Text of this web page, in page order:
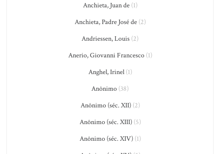
Anchieta, Juan de(1)
Anchieta, Padre José de(2)
Andriessen, Louis (2)
Anerio, Giovanni Francesco(1)
Anghel, Irinel(1)
Anônimo (38)
Anônimo (séc. XII)(2)
Anônimo (séc. XIII)(5)
Anônimo (séc. XIV)(1)